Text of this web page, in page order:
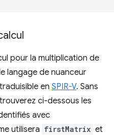
pour la multiplication de
langage de nuanceur
en SPIR-V. Sans
ci-dessous les
avec
utilisera firstMatrix et